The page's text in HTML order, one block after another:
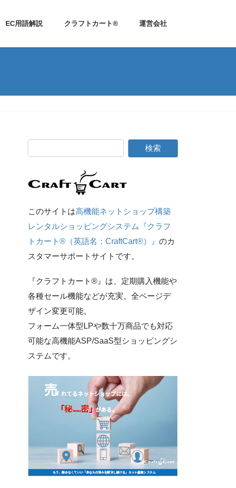
EC用語解説 クラフトカート® 運営会社
このサイトは高機能ネットショップ構築
レンタルショッピングシステム『クラフ
トカート®（英語名：CraftCart®）』のカ
スタマーサポートサイトです。
『クラフトカート®』は、定期購入機能や
各種セール機能などが充実。全ページデ
ザイン変更可能。
フォーム一体型LPや数十万商品でも対応
可能な高機能ASP/SaaS型ショッピングシ
ステムです。